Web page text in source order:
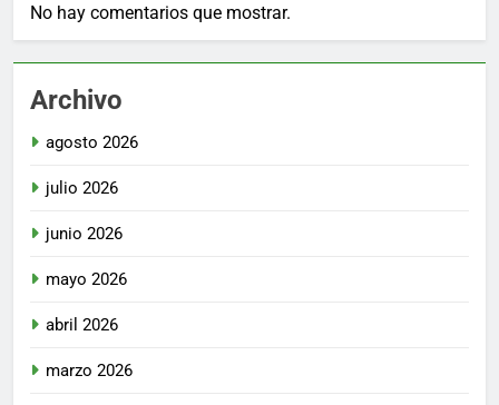
No hay comentarios que mostrar.
Archivo
agosto 2026
julio 2026
junio 2026
mayo 2026
abril 2026
marzo 2026